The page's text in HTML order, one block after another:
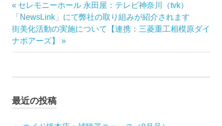
投
稿
ナ
ゲ
前
の
記
事:
セレモニーホール 永田屋：テレビ神奈川（tvk）
「NewsLink」にて弊社の取り組みが紹介されます
次
の
記
街美化活動の実施について【連携：三菱重工相模原ダイ
ナボアーズ】
最近の投稿